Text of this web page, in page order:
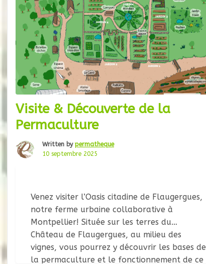
Visite & Découverte de la
Permaculture
Written by permatheque
10 septembre 2025
Venez visiter l’Oasis citadine de Flaugergues,
notre ferme urbaine collaborative à
Montpellier! Située sur les terres du
Château de Flaugergues, au milieu des
vignes, vous pourrez y découvrir les bases de
la permaculture et le fonctionnement de ce